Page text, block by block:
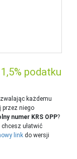
podatku
każdemu
przez niego
numer KRS OPP?
chcesz ułatwić
link do wersji